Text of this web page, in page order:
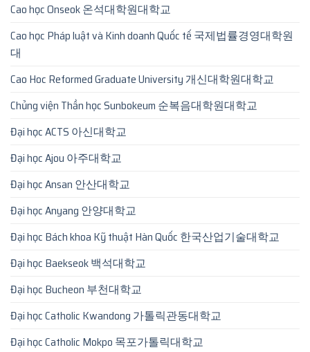
Cao học Onseok 온석대학원대학교
Cao học Pháp luật và Kinh doanh Quốc tế 국제법률경영대학원
대
Cao Hoc Reformed Graduate University 개신대학원대학교
Chủng viện Thần học Sunbokeum 순복음대학원대학교
Đại học ACTS 아신대학교
Đại học Ajou 아주대학교
Đại học Ansan 안산대학교
Đại học Anyang 안양대학교
Đại học Bách khoa Kỹ thuật Hàn Quốc 한국산업기술대학교
Đại học Baekseok 백석대학교
Đại học Bucheon 부천대학교
Đại học Catholic Kwandong 가톨릭관동대학교
Đại học Catholic Mokpo 목포가톨릭대학교